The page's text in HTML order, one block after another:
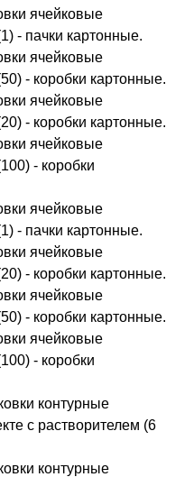
ячейковые
- пачки картонные.
ячейковые
- коробки картонные.
ячейковые
- коробки картонные.
ячейковые
- коробки
ячейковые
- пачки картонные.
ячейковые
- коробки картонные.
ячейковые
- коробки картонные.
ячейковые
- коробки
контурные
с растворителем (6
контурные